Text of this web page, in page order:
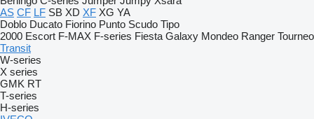
AS CF LF SB XD XF XG YA
Doblo Ducato Fiorino Punto Scudo Tipo
2000 Escort F-MAX F-series Fiesta Galaxy Mondeo Ranger Tourneo
Transit
W-series
X series
GMK RT
T-series
H-series